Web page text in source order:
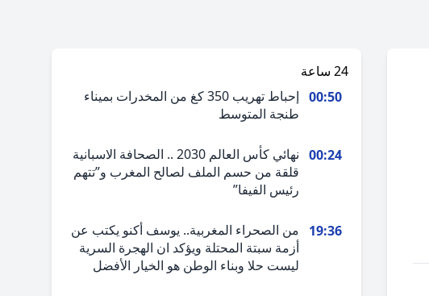
24 ساعة
00:50
إحباط تهريب 350 كغ من المخدرات بميناء
طنجة المتوسط
00:24
نهائي كأس العالم 2030 .. الصحافة الاسبانية
قلقة من حسم الملف لصالح المغرب و”تتهم
رئيس الفيفا”
19:36
من الصحراء المغربية.. يوسف أكنو يكتب عن
أزمة سبتة المحتلة ويؤكد ان الهجرة السرية
ليست حلا وبناء الوطن هو الخيار الأفضل